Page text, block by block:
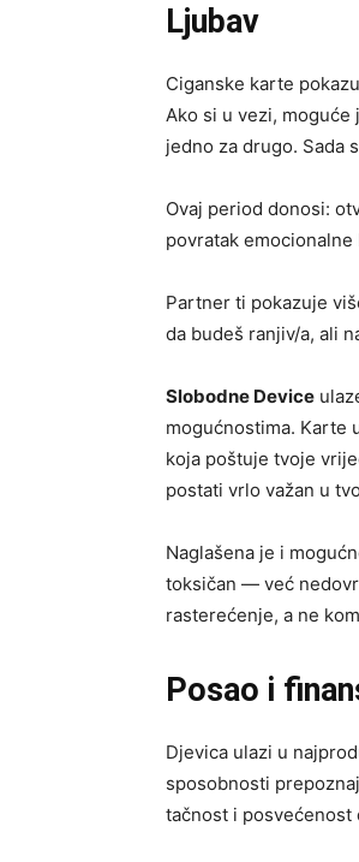
Ljubav
Ciganske karte
Ako si u vezi,
jedno za drugo. Sada
Ovaj period donosi:
povratak
Partner ti pokazuje
da budeš ranjiv/a, ali
Slobodne Device
mogućnostima. Karte
koja poštuje tvoje
postati vrlo važan u
Naglašena je i
toksičan — već
rasterećenje, a ne
Posao i
Djevica ulazi u
sposobnosti
tačnost i posvećenost